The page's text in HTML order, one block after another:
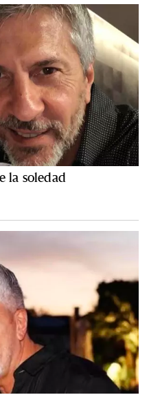
la soledad